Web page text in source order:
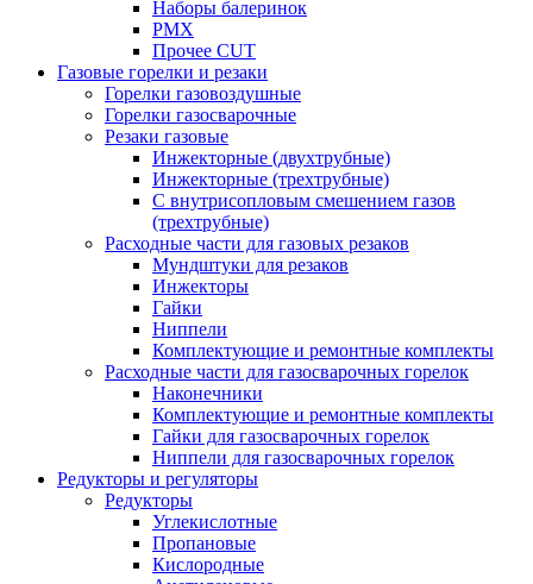
Наборы балеринок
PMX
Прочее CUT
Газовые горелки и резаки
Горелки газовоздушные
Горелки газосварочные
Резаки газовые
Инжекторные (двухтрубные)
Инжекторные (трехтрубные)
С внутрисопловым смешением газов
(трехтрубные)
Расходные части для газовых резаков
Мундштуки для резаков
Инжекторы
Гайки
Ниппели
Комплектующие и ремонтные комплекты
Расходные части для газосварочных горелок
Наконечники
Комплектующие и ремонтные комплекты
Гайки для газосварочных горелок
Ниппели для газосварочных горелок
Редукторы и регуляторы
Редукторы
Углекислотные
Пропановые
Кислородные